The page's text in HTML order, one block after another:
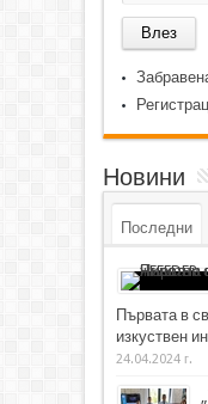
Новини
Последни
Първата в
изкуствен
24.04.2024 г.